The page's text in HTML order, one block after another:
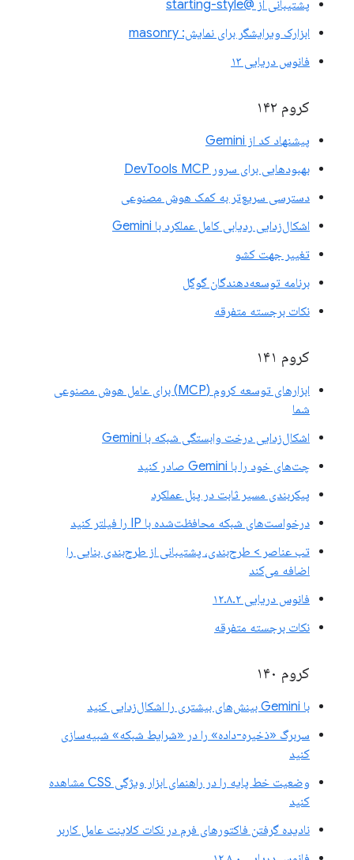
پشتیبانی از @starting-style
ابزارک ویرایشگر برای نمایش: masonry
فانوس دریایی ۱۳
کروم ۱۴۲
پیشنهاد کد از Gemini
بهبودهایی برای سرور DevTools MCP
دسترسی سریع‌تر به کمک هوش مصنوعی
اشکال‌زدایی ردیابی کامل عملکرد با Gemini
تغییر جهت کشو
برنامه توسعه‌دهندگان گوگل
نکات برجسته متفرقه
کروم ۱۴۱
ابزارهای توسعه کروم (MCP) برای عامل هوش مصنوعی
شما
اشکال‌زدایی درخت وابستگی شبکه با Gemini
چت‌های خود را با Gemini صادر کنید
پیکربندی مسیر ثابت در پنل عملکرد
درخواست‌های شبکه محافظت‌شده با IP را فیلتر کنید
تب عناصر > طرح‌بندی، پشتیبانی از طرح‌بندی بنایی را
اضافه می‌کند
فانوس دریایی ۱۲.۸.۲
نکات برجسته متفرقه
کروم ۱۴۰
با Gemini بینش‌های بیشتری را اشکال‌زدایی کنید
سربرگ «ذخیره-داده» را در «شرایط شبکه» شبیه‌سازی
کنید
وضعیت خط پایه را در راهنمای ابزار ویژگی CSS مشاهده
کنید
نادیده گرفتن فاکتورهای فرم در نکات کلاینت عامل کاربر